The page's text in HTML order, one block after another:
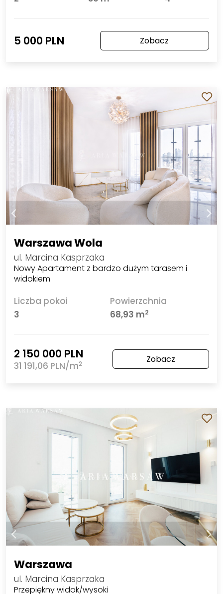
5 000 PLN Zobacz
Warszawa Wola
ul. Marcina Kasprzaka
Nowy Apartament z bardzo dużym tarasem i
widokiem
Liczba pokoi
3
Powierzchnia
68,93 m2
2 150 000 PLN
31 191,06 PLN/m2 Zobacz
Warszawa
ul. Marcina Kasprzaka
Przepiękny widok/wysoki